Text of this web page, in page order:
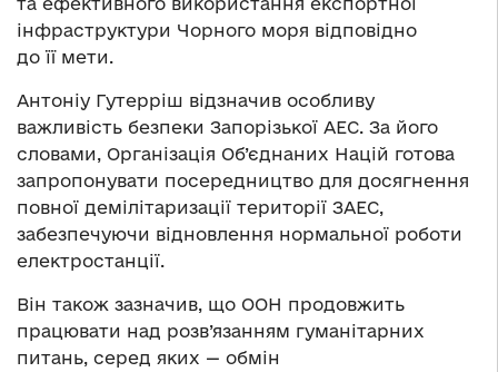
інфраструктури Чорного моря відповідно
до її мети.
Антоніу Гутерріш відзначив особливу
важливість безпеки Запорізької АЕС. За його
словами, Організація Об’єднаних Націй готова
запропонувати посередництво для досягнення
повної демілітаризації території ЗАЕС,
забезпечуючи відновлення нормальної роботи
електростанції.
Він також зазначив, що ООН продовжить
працювати над розв’язанням гуманітарних
питань, серед яких — обмін